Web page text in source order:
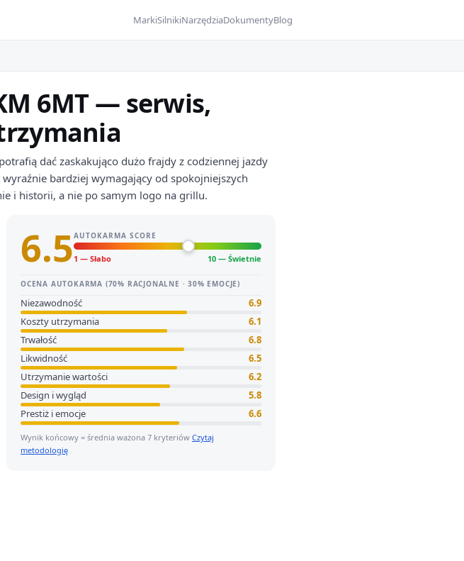
MarkiSilnikiNarzędziaDokumentyBlog
6MT — serwis,
dać zaskakująco dużo frajdy z codziennej jazdy
bardziej wymagający od spokojniejszych
i historii, a nie po samym logo na grillu.
6.5AUTOKARMA SCORE
1 — Słabo 10 — Świetnie
OCENA AUTOKARMA (70% RACJONALNE · 30% EMOCJE)
Niezawodność
6.9
Koszty utrzymania
6.1
Trwałość
6.8
Likwidność
6.5
Utrzymanie wartości
6.2
Design i wygląd
5.8
Prestiż i emocje
6.6
Wynik końcowy = średnia ważona 7 kryteriów Czytaj
metodologię